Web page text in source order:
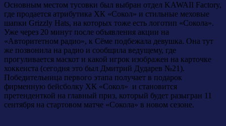
Основным местом тусовки был выбран отдел KAWAII Factory,
где продается атрибутика ХК «Сокол» и стильные меховые
шапки Grizzly Hats, на которых тоже есть логотип «Сокола».
Уже через 20 минут после объявления акции на
«Авторитетном радио», к Сёме подбежала девушка. Она тут
же позвонила на радио и сообщила ведущему, где
прогуливается маскот и какой игрок изображен на карточке
хоккеиста (сегодня это был Дмитрий Дударев №21).
Победительница первого этапа получает в подарок
фирменную бейсболку ХК «Сокол» и становится
претенденткой на главный приз, который будет разыгран 11
сентября на стартовом матче «Сокола» в новом сезоне.